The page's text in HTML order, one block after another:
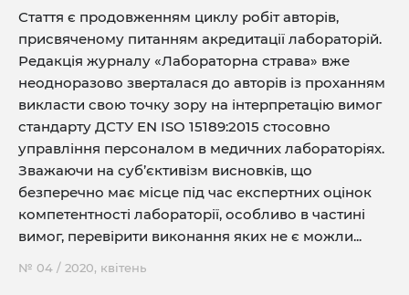
Стаття є продовженням циклу робіт авторів,
присвяченому питанням акредитації лабораторій.
Редакція журналу «Лабораторна страва» вже
неодноразово зверталася до авторів із проханням
викласти свою точку зору на інтерпретацію вимог
стандарту ДСТУ EN ISО 15189:2015 стосовно
управління персоналом в медичних лабораторіях.
Зважаючи на суб’єктивізм висновків, що
безперечно має місце під час експертних оцінок
компетентності лабораторії, особливо в частині
вимог, перевірити виконання яких не є можли...
№ 04 / 2020, квітень